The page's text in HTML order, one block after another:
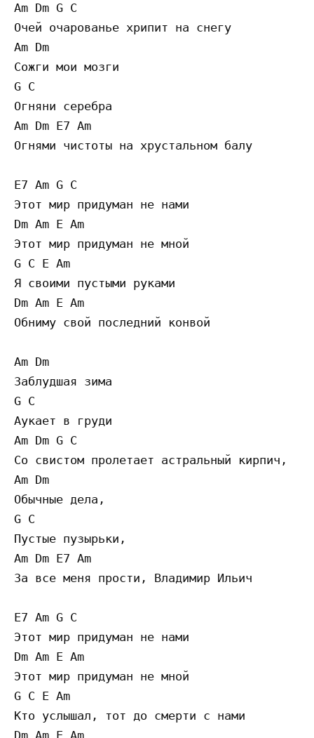
Am Dm G C
Очей очарованье хрипит на снегу
Am Dm
Сожги мои мозги
G C
Огняни серебра
Am Dm E7 Am
Огнями чистоты на хрустальном балу
E7 Am G C
Этот мир придуман не нами
Dm Am E Am
Этот мир придуман не мной
G C E Am
Я своими пустыми руками
Dm Am E Am
Обниму свой последний конвой
Am Dm
3аблудшая зима
G C
Аукает в груди
Am Dm G C
Со свистом пролетает астральный кирпич,
Am Dm
Обычные дела,
G C
Пустые пузырьки,
Am Dm E7 Am
3а все меня прости, Владимир Ильич
E7 Am G C
Этот мир придуман не нами
Dm Am E Am
Этот мир придуман не мной
G C E Am
Кто услышал, тот до смерти с нами